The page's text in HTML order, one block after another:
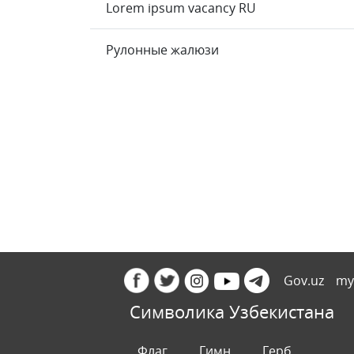
Lorem ipsum vacancy RU
Рулонные жалюзи
Gov.uz
Символика Узбекистана